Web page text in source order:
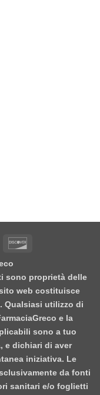
BitCoin
sono proprietà delle
web costituisce
Qualsiasi utilizzo di
e la
sono a tuo
e dichiari di aver
iniziativa. Le
da fonti
sanitari e/o foglietti